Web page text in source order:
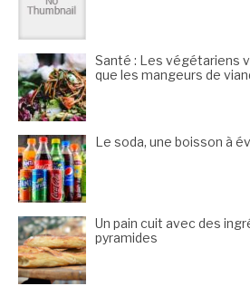
Santé : Les végétariens
que les mangeurs de
Le soda, une boisson à
Un pain cuit avec des
pyramides